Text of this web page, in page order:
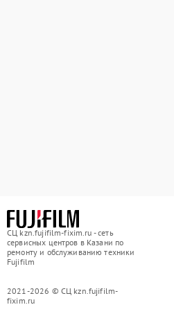
СЦ kzn.fujifilm-fixim.ru - сеть
сервисных центров в Казани по
ремонту и обслуживанию техники
Fujifilm
2021-2026 © СЦ kzn.fujifilm-
fixim.ru